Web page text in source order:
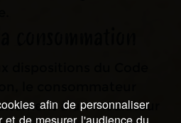
à un médiateur
afin de personnaliser